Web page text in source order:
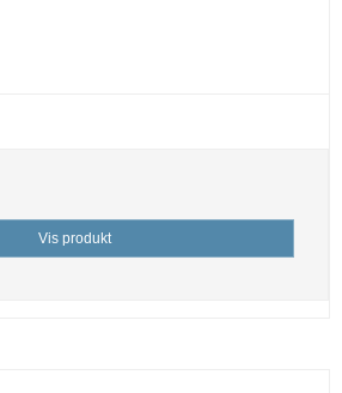
Vis produkt